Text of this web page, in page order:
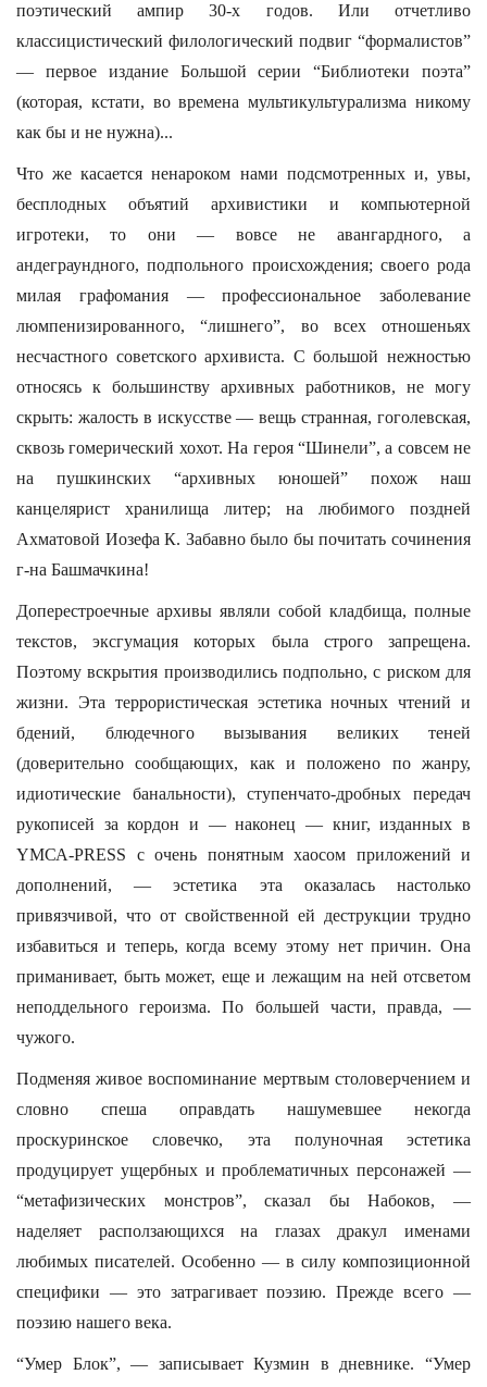
поэтический ампир 30-х годов. Или отчетливо
классицистический филологический подвиг “формалистов”
— первое издание Большой серии “Библиотеки поэта”
(которая, кстати, во времена мультикультурализма никому
как бы и не нужна)...
Что же касается ненароком нами подсмотренных и, увы,
бесплодных объятий архивистики и компьютерной
игротеки, то они — вовсе не авангардного, а
андеграундного, подпольного происхождения; своего рода
милая графомания — профессиональное заболевание
люмпенизированного, “лишнего”, во всех отношеньях
несчастного советского архивиста. С большой нежностью
относясь к большинству архивных работников, не могу
скрыть: жалость в искусстве — вещь странная, гоголевская,
сквозь гомерический хохот. На героя “Шинели”, а совсем не
на пушкинских “архивных юношей” похож наш
канцелярист хранилища литер; на любимого поздней
Ахматовой Иозефа К. Забавно было бы почитать сочинения
г-на Башмачкина!
Доперестроечные архивы являли собой кладбища, полные
текстов, эксгумация которых была строго запрещена.
Поэтому вскрытия производились подпольно, с риском для
жизни. Эта террористическая эстетика ночных чтений и
бдений, блюдечного вызывания великих теней
(доверительно сообщающих, как и положено по жанру,
идиотические банальности), ступенчато-дробных передач
рукописей за кордон и — наконец — книг, изданных в
YМСА-PRESS с очень понятным хаосом приложений и
дополнений, — эстетика эта оказалась настолько
привязчивой, что от свойственной ей деструкции трудно
избавиться и теперь, когда всему этому нет причин. Она
приманивает, быть может, еще и лежащим на ней отсветом
неподдельного героизма. По большей части, правда, —
чужого.
Подменяя живое воспоминание мертвым столоверчением и
словно спеша оправдать нашумевшее некогда
проскуринское словечко, эта полуночная эстетика
продуцирует ущербных и проблематичных персонажей —
“метафизических монстров”, сказал бы Набоков, —
наделяет расползающихся на глазах дракул именами
любимых писателей. Особенно — в силу композиционной
специфики — это затрагивает поэзию. Прежде всего —
поэзию нашего века.
“Умер Блок”, — записывает Кузмин в дневнике. “Умер